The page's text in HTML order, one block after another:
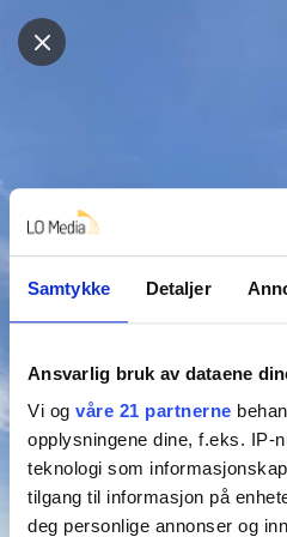
Samtykke Detaljer
Ansvarlig bruk av dataene
Vi og våre 21 partnerne
opplysningene dine, f.eks. IP-
teknologi som
tilgang til informasjon på
deg personlige annonser og